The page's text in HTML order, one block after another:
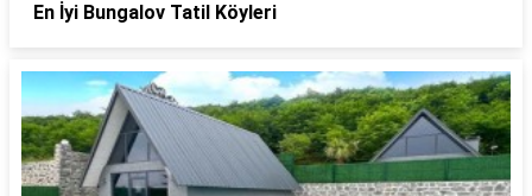
En İyi Bungalov Tatil Köyleri